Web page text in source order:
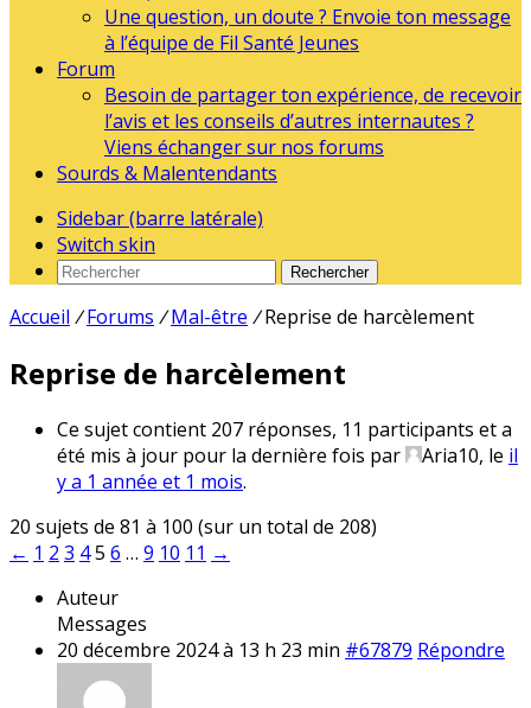
Une question, un doute ? Envoie ton message
à l’équipe de Fil Santé Jeunes
Forum
Besoin de partager ton expérience, de recevoir
l’avis et les conseils d’autres internautes ?
Viens échanger sur nos forums
Sourds & Malentendants
Sidebar (barre latérale)
Switch skin
Rechercher
Accueil / Forums / Mal-être / Reprise de harcèlement
Reprise de harcèlement
Ce sujet contient 207 réponses, 11 participants et a
été mis à jour pour la dernière fois par
Aria10, le il
y a 1 année et 1 mois.
20 sujets de 81 à 100 (sur un total de 208)
← 1 2 3 45 6 … 9 10 11 →
Auteur
Messages
20 décembre 2024 à 13 h 23 min #67879 Répondre